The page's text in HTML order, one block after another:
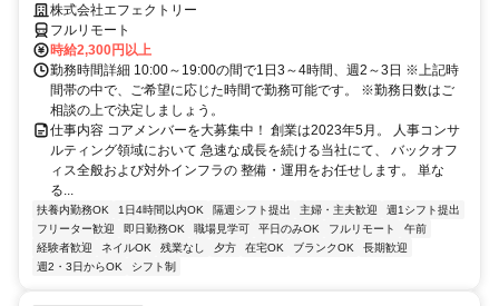
株式会社エフェクトリー
フルリモート
時給2,300円以上
勤務時間詳細 10:00～19:00の間で1日3～4時間、週2～3日 ※上記時
間帯の中で、ご希望に応じた時間で勤務可能です。 ※勤務日数はご
相談の上で決定しましょう。
仕事内容 コアメンバーを大募集中！ 創業は2023年5月。 人事コンサ
ルティング領域において 急速な成長を続ける当社にて、 バックオフ
ィス全般および対外インフラの 整備・運用をお任せします。 単な
る...
扶養内勤務OK 1日4時間以内OK 隔週シフト提出 主婦・主夫歓迎
週1シフト提出
フリーター歓迎
即日勤務OK 職場見学可 平日のみOK フルリモート
午前
経験者歓迎
ネイルOK 残業なし 夕方 在宅OK ブランクOK
長期歓迎
週2・3日からOK
シフト制